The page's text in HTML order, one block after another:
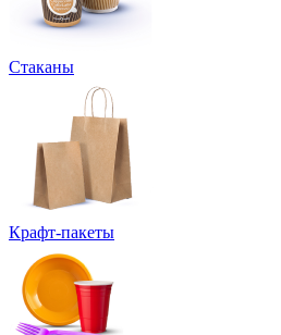
Стаканы
Крафт-пакеты